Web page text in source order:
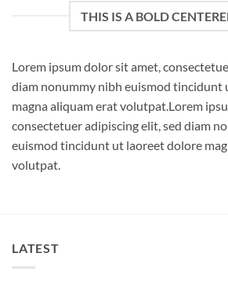
THIS IS A BOLD
Lorem ipsum dolor sit amet,
diam nonummy nibh euismod tincidunt
magna aliquam erat volutpat.Lorem
consectetuer adipiscing elit, sed diam
euismod tincidunt ut laoreet dolore
volutpat.
LATEST